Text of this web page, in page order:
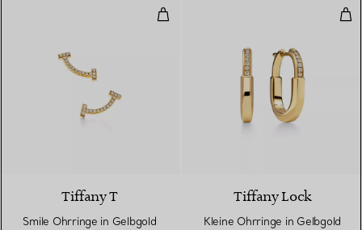
Smile Ohrringe in Gelbgold mit
Tiffany T
Smile Ohrringe in Gelbgold
Tiffany Lock
Kleine Ohrringe in Gelbgold